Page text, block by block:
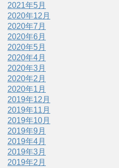
2021年5月
2020年12月
2020年7月
2020年6月
2020年5月
2020年4月
2020年3月
2020年2月
2020年1月
2019年12月
2019年11月
2019年10月
2019年9月
2019年4月
2019年3月
2019年2月